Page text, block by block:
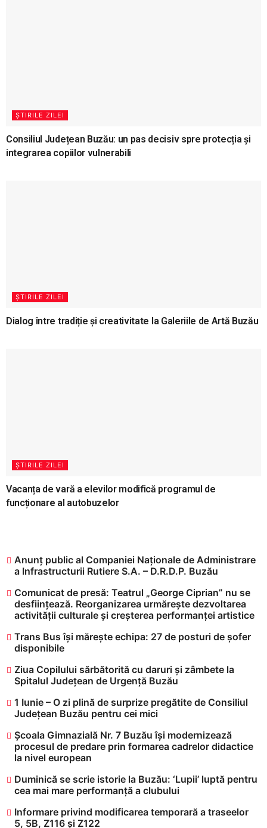
ȘTIRILE ZILEI
Consiliul Județean Buzău: un pas decisiv spre protecția și
integrarea copiilor vulnerabili
ȘTIRILE ZILEI
Dialog între tradiție și creativitate la Galeriile de Artă Buzău
ȘTIRILE ZILEI
Vacanța de vară a elevilor modifică programul de
funcționare al autobuzelor
Anunț public al Companiei Naționale de Administrare
a Infrastructurii Rutiere S.A. – D.R.D.P. Buzău
Comunicat de presă: Teatrul „George Ciprian” nu se
desființează. Reorganizarea urmărește dezvoltarea
activității culturale și creșterea performanței artistice
Trans Bus își mărește echipa: 27 de posturi de șofer
disponibile
Ziua Copilului sărbătorită cu daruri și zâmbete la
Spitalul Județean de Urgență Buzău
1 Iunie – O zi plină de surprize pregătite de Consiliul
Județean Buzău pentru cei mici
Școala Gimnazială Nr. 7 Buzău își modernizează
procesul de predare prin formarea cadrelor didactice
la nivel european
Duminică se scrie istorie la Buzău: ‘Lupii’ luptă pentru
cea mai mare performanță a clubului
Informare privind modificarea temporară a traseelor
5, 5B, Z116 și Z122